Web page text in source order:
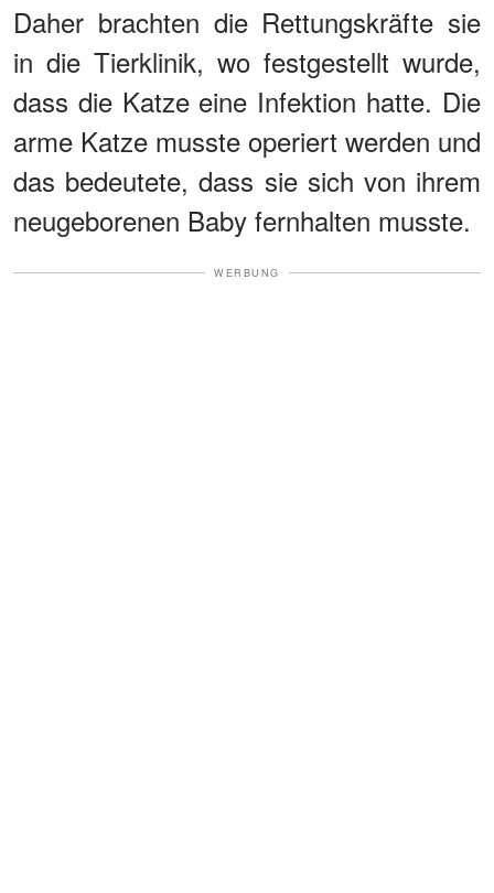
Daher brachten die Rettungskräfte sie
in die Tierklinik, wo festgestellt wurde,
dass die Katze eine Infektion hatte. Die
arme Katze musste operiert werden und
das bedeutete, dass sie sich von ihrem
neugeborenen Baby fernhalten musste.
WERBUNG